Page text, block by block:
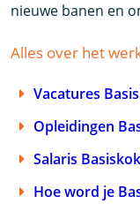
nieuwe banen en
Alles over het
Vacatures
Opleidingen
Salaris Basiskok
Hoe word je